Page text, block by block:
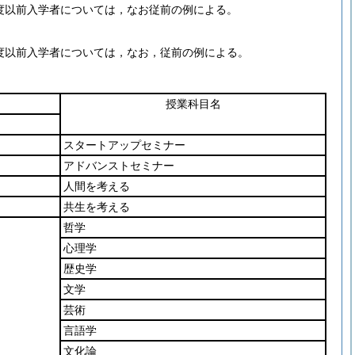
前入学者については，なお従前の例による。
前入学者については，なお，従前の例による。
授業科目名
スタートアップセミナー
アドバンストセミナー
人間を考える
共生を考える
哲学
心理学
歴史学
文学
芸術
言語学
文化論